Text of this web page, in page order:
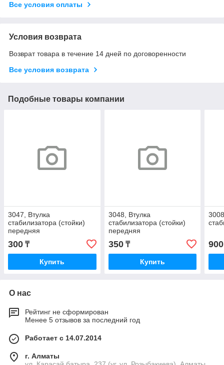
Все условия оплаты
Условия возврата
Возврат товара в течение 14 дней по договоренности
Все условия возврата
Подобные товары компании
3047, Втулка
стабилизатора (стойки)
передняя
300 ₸
Купить
3048, Втулка
стабилизатора (стойки)
передняя
350₸
Купить
900
О нас
Рейтинг не сформирован
Менее 5 отзывов за последний год
Работает с 14.07.2014
г. Алматы